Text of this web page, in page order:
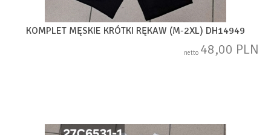
KOMPLET MĘSKIE KRÓTKI RĘKAW (M-2XL) DH14949
netto 48,00 PLN